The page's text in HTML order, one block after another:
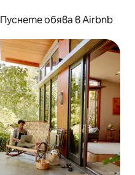
Пуснете обява в Airbnb